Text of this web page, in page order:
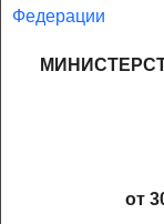
Федерации
от